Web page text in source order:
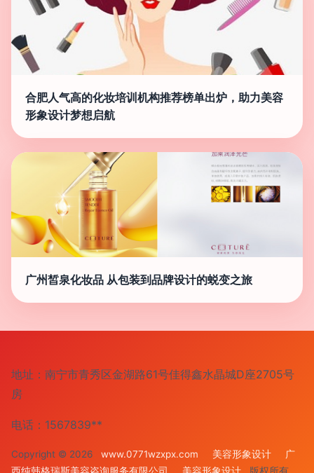
合肥人气高的化妆培训机构推荐榜单出炉，助力美容
形象设计梦想启航
广州皙泉化妆品 从包装到品牌设计的蜕变之旅
地址：南宁市青秀区金湖路61号佳得鑫水晶城D座2705号
房
电话：1567839**
Copyright © 2026 www.0771wzxpx.com 美容形象设计
广